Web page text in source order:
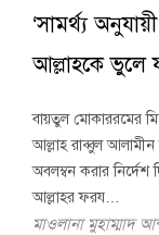
‘সামর্থ্য
আল্লাহকে ভুলে
বায়তুল মোকাররমের
আল্লাহ রাব্বুল
অবলম্বন করার নির্দেশ
আল্লাহর ফরয…
মাওলানা মুহাম্মাদ